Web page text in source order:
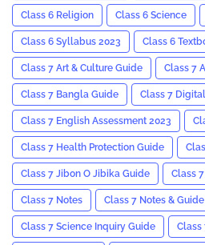
Class 6 Religion Class 6 Science
Class 6 Syllabus 2023 Class 6
Class 7 Art & Culture Guide Class 7
Class 7 Bangla Guide Class 7
Class 7 English Assessment 2023
Class 7 Health Protection Guide
Class 7 Jibon O Jibika Guide Class
Class 7 Notes Class 7 Notes & Guide
Class 7 Science Inquiry Guide Class